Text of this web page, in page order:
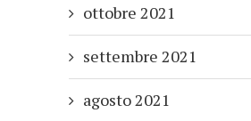
ottobre 2021
settembre 2021
agosto 2021